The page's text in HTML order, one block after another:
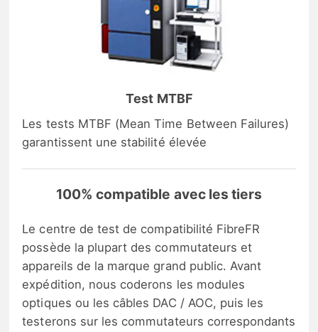
Test MTBF
Les tests MTBF (Mean Time Between Failures)
garantissent une stabilité élevée
100% compatible avec les tiers
Le centre de test de compatibilité FibreFR
possède la plupart des commutateurs et
appareils de la marque grand public. Avant
expédition, nous coderons les modules
optiques ou les câbles DAC / AOC, puis les
testerons sur les commutateurs correspondants